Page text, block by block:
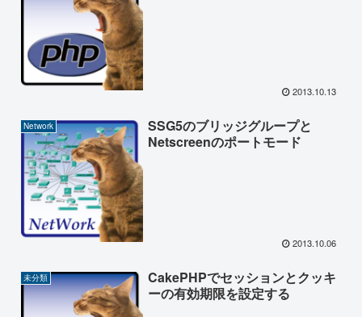
2013.10.13
Network
SSG5のブリッジグループと
Netscreenのポートモード
2013.10.06
未分類
CakePHPでセッションとクッキ
ーの有効期限を設定する